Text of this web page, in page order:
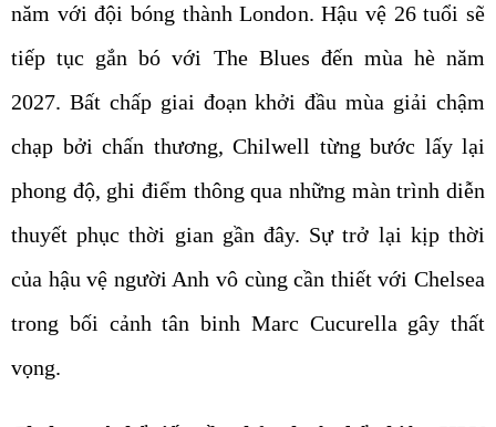
năm với đội bóng thành London. Hậu vệ 26 tuổi sẽ
tiếp tục gắn bó với The Blues đến mùa hè năm
2027. Bất chấp giai đoạn khởi đầu mùa giải chậm
chạp bởi chấn thương, Chilwell từng bước lấy lại
phong độ, ghi điểm thông qua những màn trình diễn
thuyết phục thời gian gần đây. Sự trở lại kịp thời
của hậu vệ người Anh vô cùng cần thiết với Chelsea
trong bối cảnh tân binh Marc Cucurella gây thất
vọng.